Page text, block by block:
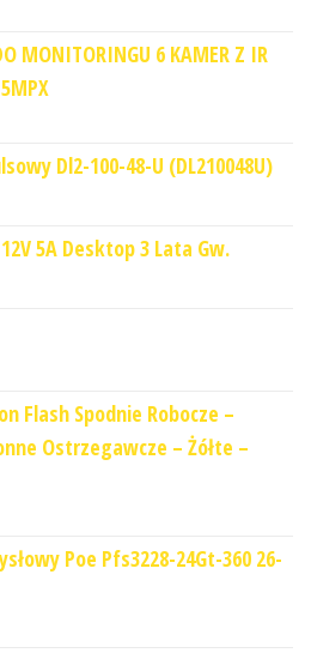
MONITORINGU 6 KAMER Z IR
Dl2-100-48-U (DL210048U)
5A Desktop 3 Lata Gw.
Flash Spodnie Robocze –
Ostrzegawcze – Żółte –
Poe Pfs3228-24Gt-360 26-